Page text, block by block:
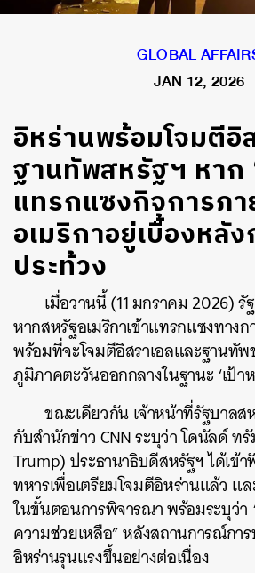
GLOBAL
JAN 12, 2026
อิหร่านพร้อมโจมตีอิ
ฐานทัพสหรัฐฯ หาก
แทรกแซงกิจการภา
อเมริกาอยู่เบื้องหลั
ประท้วง
เมื่อวานนี้ (11 มกราคม 2026)
หากสหรัฐอเมริกาเข้าแทรกแซงทาง
พร้อมที่จะโจมตีอิสราเอลและฐานทัพ
ภูมิภาคตะวันออกกลางในฐานะ ‘เป้า
ขณะเดียวกัน เจ้าหน้าที่รัฐบาล
กับสำนักข่าว CNN ระบุว่า โดนัลด์ ท
Trump) ประธานาธิบดีสหรัฐฯ ได้เข้า
ทหารเพื่อเตรียมโจมตีอิหร่านแล้ว แ
ในขั้นตอนการพิจารณา พร้อมระบุว่า
ความช่วยเหลือ” หลังสถานการณ์กา
อิหร่านรุนแรงขึ้นอย่างต่อเนื่อง